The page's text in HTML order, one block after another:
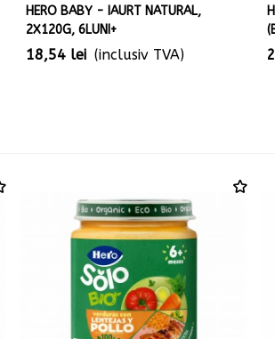
HERO BABY - IAURT NATURAL,
2X120G, 6LUNI+
18,54 lei (inclusiv TVA)